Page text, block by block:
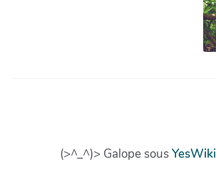
(>^_^)> Galope sousYesWiki